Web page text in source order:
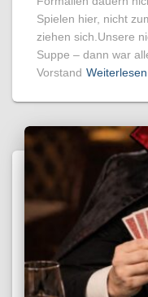
Spielen hier, nicht
ziehen sich.Unsere
Suppe – dann war
Vorstand Weiterlesen